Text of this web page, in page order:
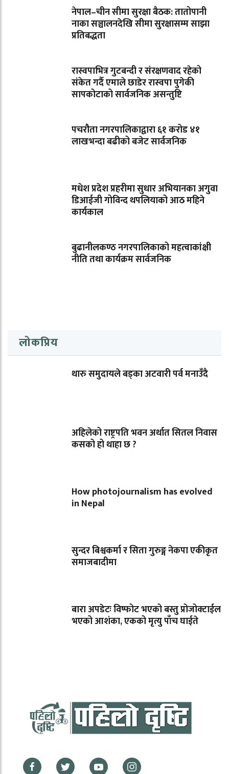
नेपाल–चीन सीमा सुरक्षा बैठक: तातोपानी
नाका सञ्चालनदेखि सीमा सुरक्षासम्म साझा
प्रतिबद्धता
रास्वपाभित्र गुटबन्दी र संरक्षणवाद रहेको
संकेत गर्दै एमाले छाडेर रास्वपा पुगेकी
सापकोटाको सार्वजनिक असन्तुष्टि
पचरौता नगरपालिकाद्वारा ६१ करोड ४१
लाखभन्दा बढीको बजेट सार्वजनिक
मधेश प्रदेश प्रहरीमा सुधार अभियानका अगुवा
डिआईजी गोविन्द थपलियाको आठ महिने
कार्यकाल
बुढानीलकण्ठ नगरपालिकाको महत्वाकांक्षी
नीति तथा कार्यक्रम सार्वजनिक
लोकप्रिय
थारु समुदायले बड्का अटवारी पर्व मनाउँदै
अहिलेको राष्ट्रपति भवन अर्थात सितल निवास
कसको हो थाहा छ ?
How photojournalism has evolved
in Nepal
सुन्दर बिश्वकर्मा र सिता गुरुङ्ग नेकपा एकीकृत
समाजबादीमा
बारा अपडेटः विष्फोट भएको बस्तु प्रोजोक्टाईल
भएको आशंका, एकको मृत्यु पाँच घाईते